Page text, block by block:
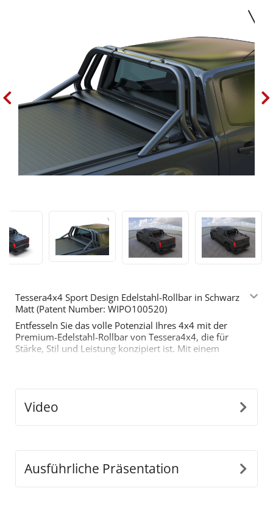
Tessera4x4 Sport Design Edelstahl-Rollbar in Schwarz
Matt (Patent Number: WIPO100520)
Entfesseln Sie das volle Potenzial Ihres 4x4 mit der
Premium-Edelstahl-Rollbar von Tessera4x4, die für
Stärke, Stil und Leistung konzipiert ist. Mit einem
Hauptmerkmale:
bietet.
Video
Ausführliche Präsentation